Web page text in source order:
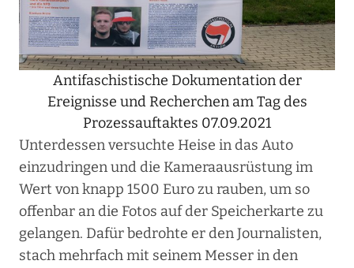
Antifaschistische Dokumentation der
Ereignisse und Recherchen am Tag des
Prozessauftaktes 07.09.2021
Unterdessen versuchte Heise in das Auto
einzudringen und die Kameraausrüstung im
Wert von knapp 1500 Euro zu rauben, um so
offenbar an die Fotos auf der Speicherkarte zu
gelangen. Dafür bedrohte er den Journalisten,
stach mehrfach mit seinem Messer in den